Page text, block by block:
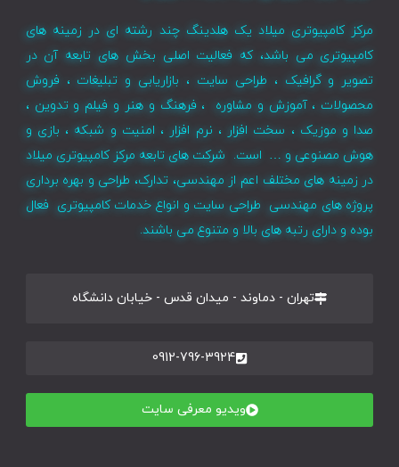
مرکز کامپیوتری میلاد یک هلدینگ چند رشته ای در زمینه های
کامپیوتری می باشد، که فعالیت اصلی بخش های تابعه آن در
تصویر و گرافیک ، طراحی سایت ، بازاریابی و تبلیغات ، فروش
محصولات ، آموزش و مشاوره ، فرهنگ و هنر و فیلم و تدوین ،
صدا و موزیک ، سخت افزار ، نرم افزار ، امنیت و شبکه ، بازی و
هوش مصنوعی و … است. شرکت های تابعه مرکز کامپیوتری میلاد
در زمینه های مختلف اعم از مهندسی، تدارک، طراحی و بهره برداری
پروژه های مهندسی طراحی سایت و انواع خدمات کامپیوتری فعال
بوده و دارای رتبه های بالا و متنوع می باشند.
تهران - دماوند - میدان قدس - خیابان دانشگاه
0912-796-3924
ویدیو معرفی سایت